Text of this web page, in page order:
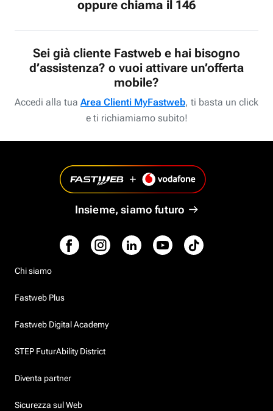
oppure chiama il 146
Sei già cliente Fastweb e hai bisogno
d’assistenza? o vuoi attivare un’offerta
mobile?
Accedi alla tua Area Clienti MyFastweb, ti basta un click
e ti richiamiamo subito!
Insieme, siamo futuro
Chi siamo
Fastweb Plus
Fastweb Digital Academy
STEP FuturAbility District
Diventa partner
Sicurezza sul Web